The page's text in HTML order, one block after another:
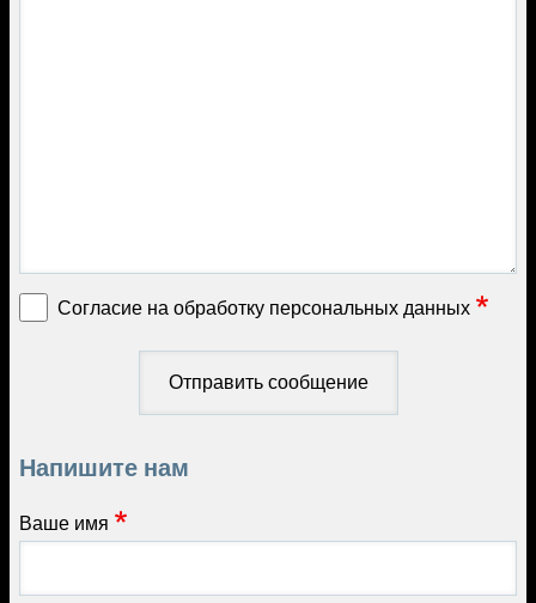
Согласие на обработку персональных данных
Напишите нам
Ваше имя